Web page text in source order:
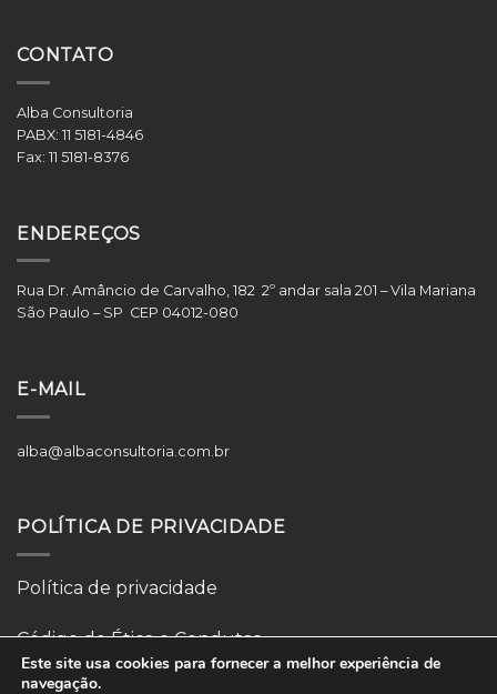
CONTATO
Alba Consultoria
PABX: 11 5181-4846
Fax: 11 5181-8376
ENDEREÇOS
Rua Dr. Amâncio de Carvalho, 182 2º andar sala 201 – Vila Mariana
São Paulo – SP CEP 04012-080
E-MAIL
alba@albaconsultoria.com.br
POLÍTICA DE PRIVACIDADE
Política de privacidade
Código de Ética e Condutas
Este site usa cookies para fornecer a melhor experiência de
navegação.